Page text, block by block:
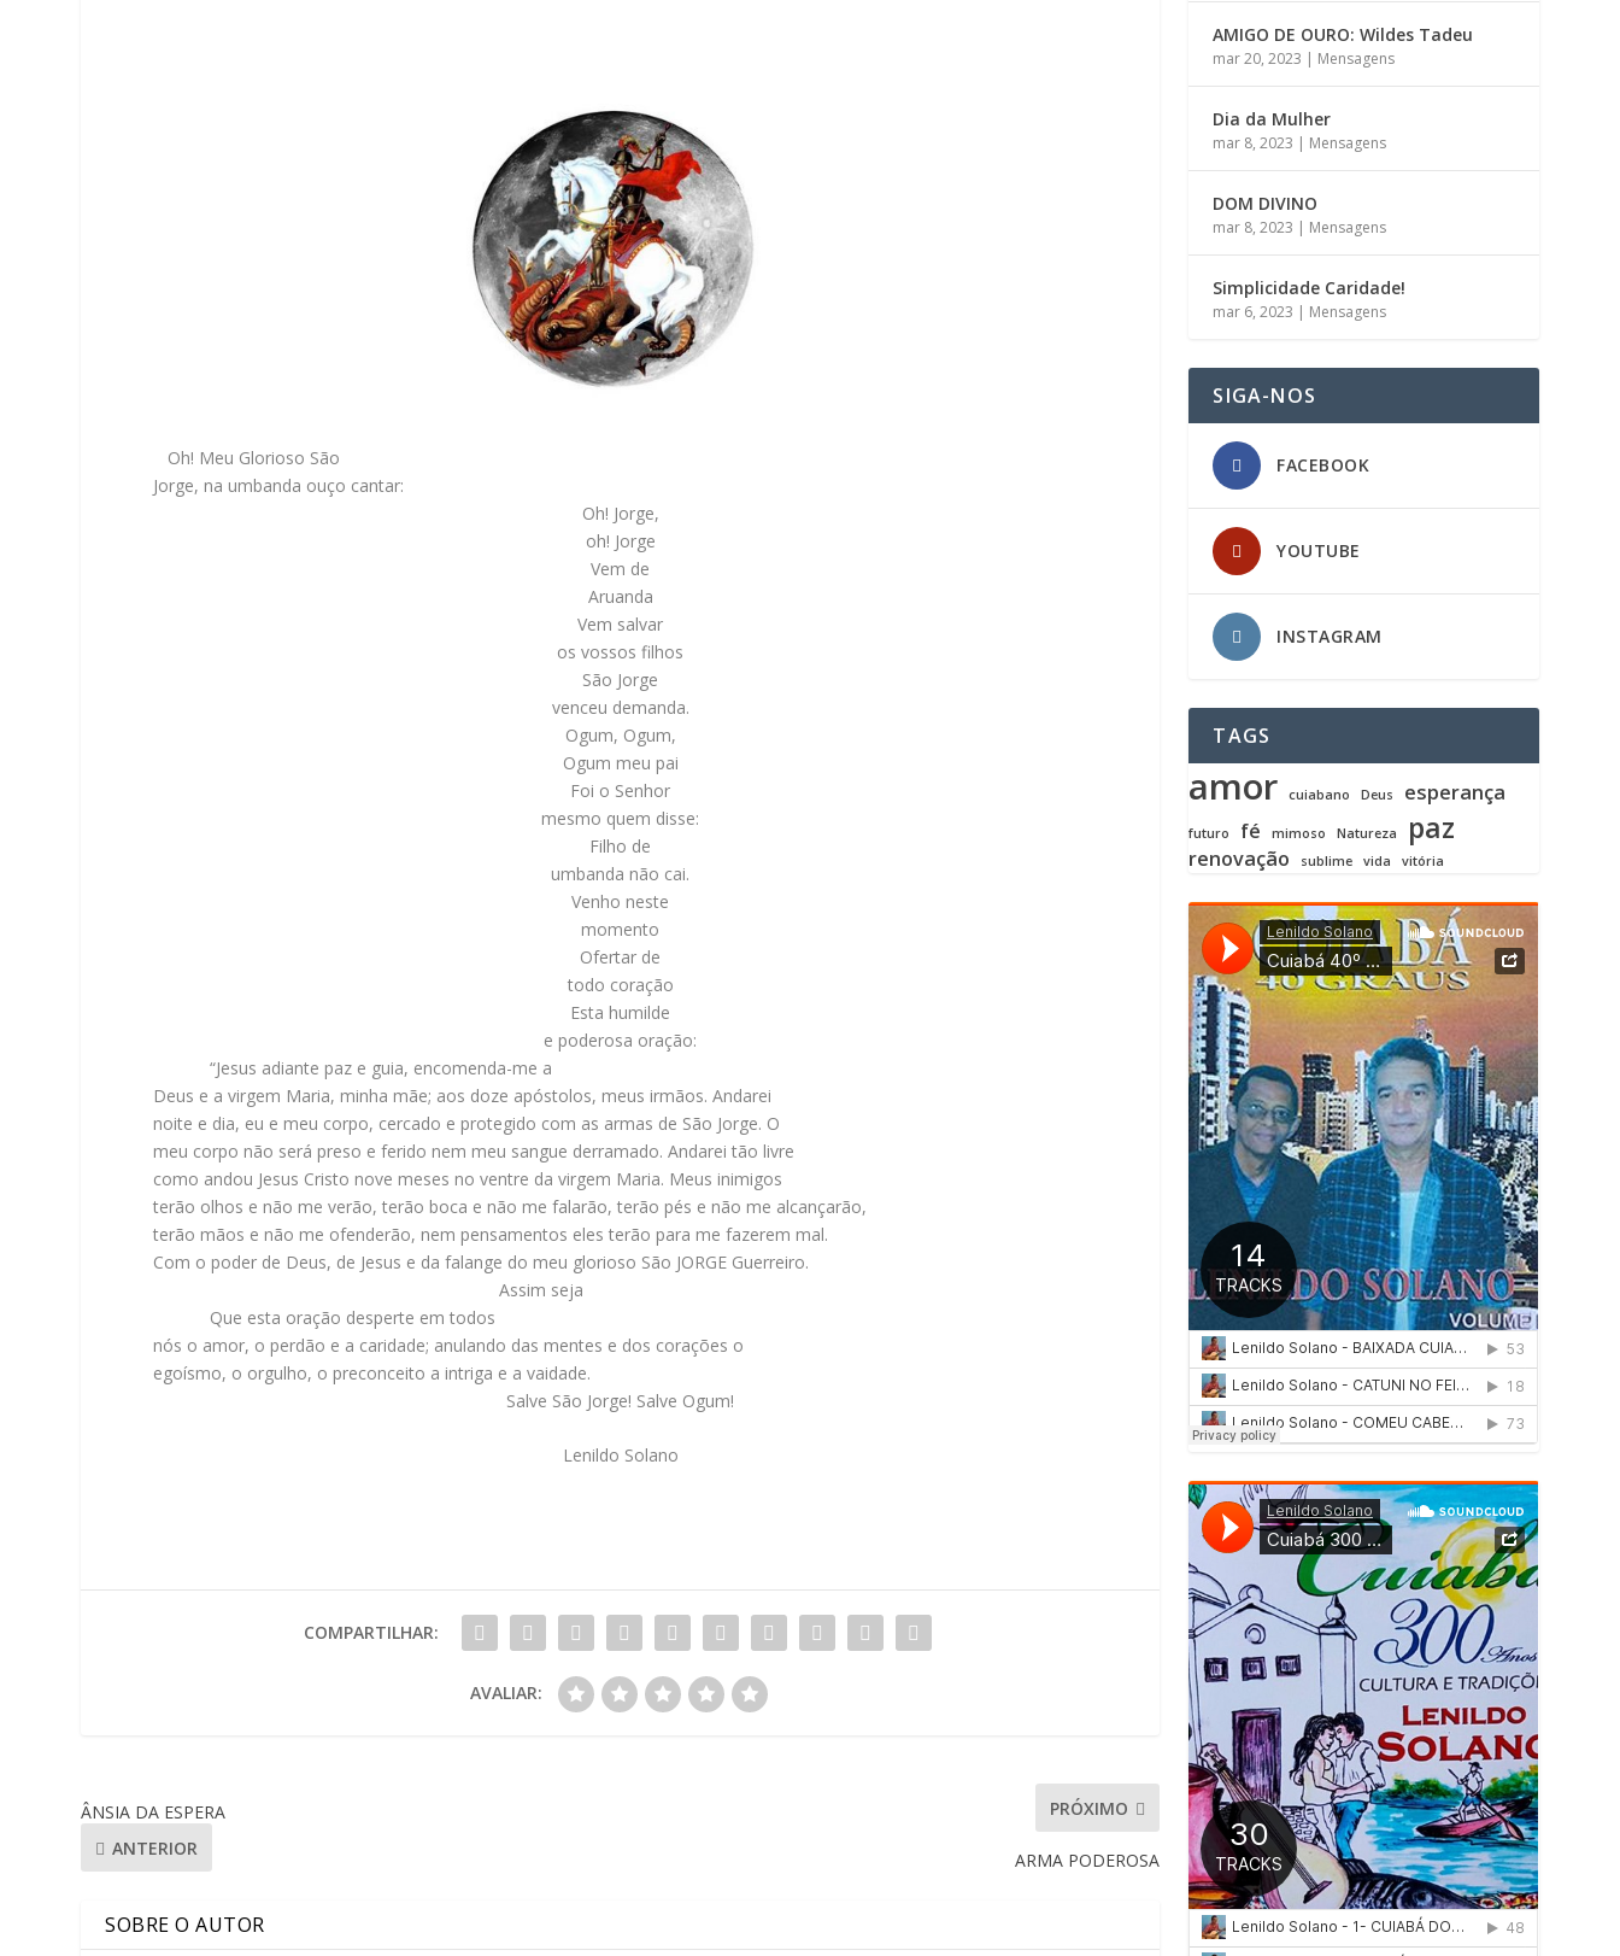
Oh! Meu Glorioso São
Jorge, na umbanda ouço cantar:
Oh! Jorge,
oh! Jorge
Vem de
Aruanda
Vem salvar
os vossos filhos
São Jorge
venceu demanda.
Ogum, Ogum,
Ogum meu pai
Foi o Senhor
mesmo quem disse:
Filho de
umbanda não cai.
Venho neste
momento
Ofertar de
todo coração
Esta humilde
e poderosa oração:
“Jesus adiante paz e guia, encomenda-me a
Deus e a virgem Maria, minha mãe; aos doze apóstolos, meus irmãos. Andarei
noite e dia, eu e meu corpo, cercado e protegido com as armas de São Jorge. O
meu corpo não será preso e ferido nem meu sangue derramado. Andarei tão livre
como andou Jesus Cristo nove meses no ventre da virgem Maria. Meus inimigos
terão olhos e não me verão, terão boca e não me falarão, terão pés e não me alcançarão,
terão mãos e não me ofenderão, nem pensamentos eles terão para me fazerem mal.
Com o poder de Deus, de Jesus e da falange do meu glorioso São JORGE Guerreiro.
Assim seja
Que esta oração desperte em todos
nós o amor, o perdão e a caridade; anulando das mentes e dos corações o
egoísmo, o orgulho, o preconceito a intriga e a vaidade.
Salve São Jorge! Salve Ogum!
Lenildo Solano
COMPARTILHAR:
AVALIAR:
ÂNSIA DA ESPERA
ANTERIOR
PRÓXIMO
ARMA PODEROSA
SOBRE O AUTOR
AMIGO DE OURO: Wildes Tadeu
mar 20, 2023 | Mensagens
Dia da Mulher
mar 8, 2023 | Mensagens
DOM DIVINO
mar 8, 2023 | Mensagens
Simplicidade Caridade!
mar 6, 2023 | Mensagens
SIGA-NOS
FACEBOOK
YOUTUBE
INSTAGRAM
TAGS
amor cuiabano Deus esperança
futuro fé mimoso Natureza paz
renovação sublime vida vitória